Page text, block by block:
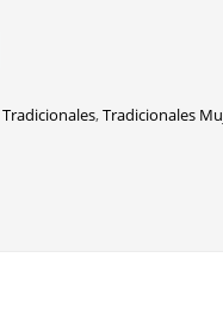
Tradicionales,Tradicionales